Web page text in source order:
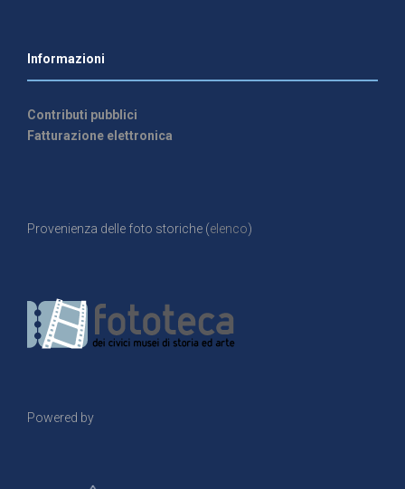
Informazioni
Contributi pubblici
Fatturazione elettronica
Provenienza delle foto storiche (elenco)
Powered by